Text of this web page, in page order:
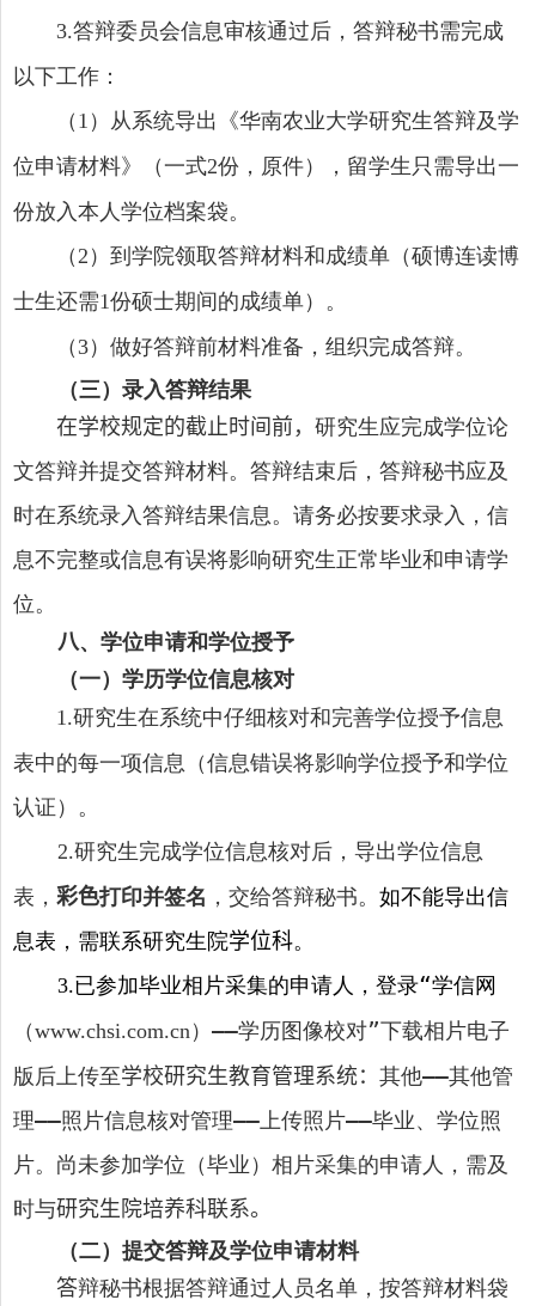
3.答辩委员会信息审核通过后，答辩秘书需完成
以下工作：
（ 1 ）从系统导出《华南农业大学研究生答辩及学
位申请材料》（一式2份，原件），留学生只需导出一
份放入本人学位档案袋。
（ 2 ）到学院领取答辩材料和成绩单（硕博连读博
士生还需1份硕士期间的成绩单）。
（3）做好答辩前材料准备，组织完成答辩。
（三）录入答辩结果
在学校规定的截止时间前，研究生应完成学位论
文答辩并提交答辩材料。答辩结束后，答辩秘书应及
时在系统录入答辩结果信息。请务必按要求录入，信
息不完整或信息有误将影响研究生正常毕业和申请学
位。
八、学位申请和学位授予
（一）学历学位信息核对
1 .研究生在系统中仔细核对和完善学位授予信息
表中的每一项信息（信息错误将影响学位授予和学位
认证）。
2.研究生完成学位信息核对后，导出学位信息
表， 彩色打印并签名 ，交给答辩秘书。 如不能导出信
息表，需联系研究生院学位科。
3.已参加毕业相片采集的申请人，登录“学信网
（www.chsi.com.cn ） ——学历图像校对”下载相片电子
版后上传至学校研究生教育管理系统： 其他——其他管
理——照片信息核对管理—— 上传照片——毕业、学位照
片。尚未参加学位（毕业）相片采集的申请人，需及
时与研究生院培养科联系。
（二）提交答辩及学位申请材料
答辩秘书根据答辩通过人员名单，按答辩材料袋